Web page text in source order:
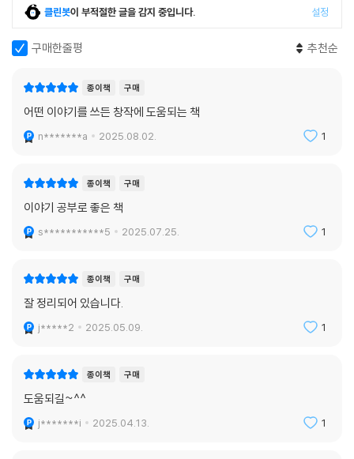
클린봇이 부적절한 글을 감지 중입니다. 설정
구매한줄평 추천순
종이책 구매
어떤 이야기를 쓰든 창작에 도움되는 책
n*******a 2025.08.02. 1
종이책 구매
이야기 공부로 좋은 책
s***********5 2025.07.25. 1
종이책 구매
잘 정리되어 있습니다.
j*****2 2025.05.09. 1
종이책 구매
도움되길~^^
j*******i 2025.04.13. 1